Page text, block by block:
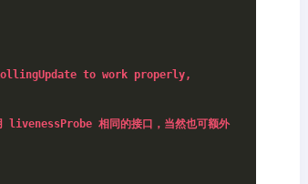
to work properly,
livenessProbe 相同的接口，当然也可额外